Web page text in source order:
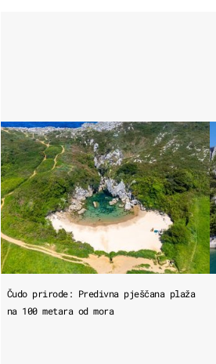
Čudo prirode: Predivna pješčana plaža
na 100 metara od mora